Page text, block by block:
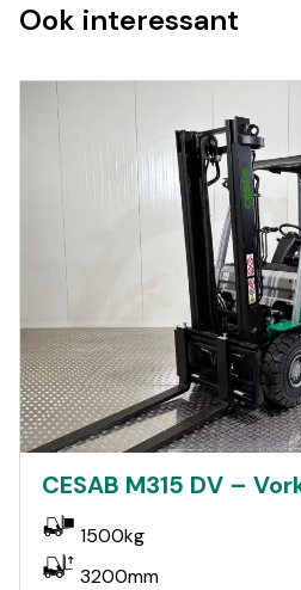
Ook interessant
CESAB M315 DV –
1500kg
3200mm